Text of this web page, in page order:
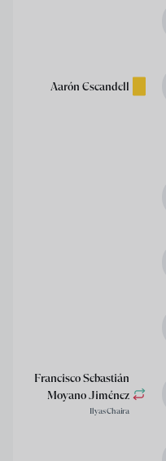
Aarón Escandell
Francisco Sebastián
Moyano Jiménez
Ilyas Chaira